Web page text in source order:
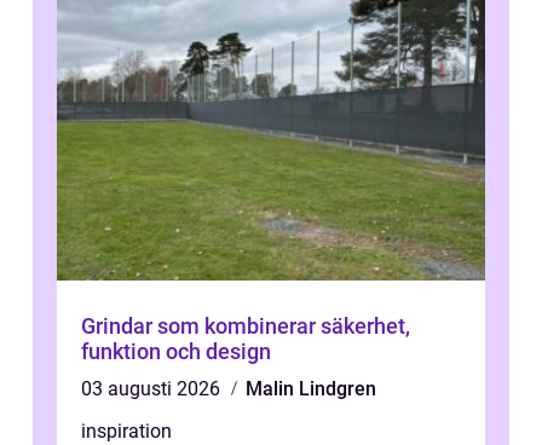
Grindar som kombinerar säkerhet,
funktion och design
03 augusti 2026
Malin Lindgren
inspiration